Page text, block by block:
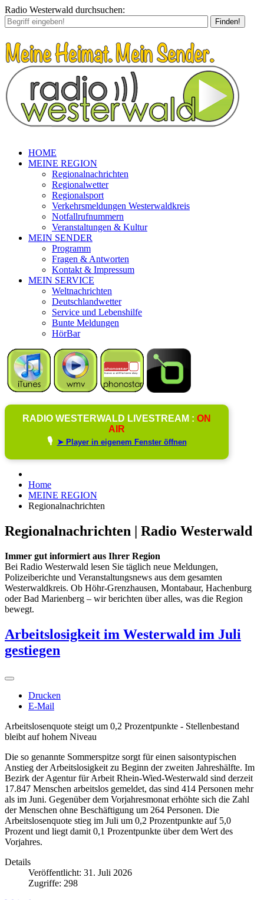
Radio Westerwald durchsuchen:
Finden!
HOME
MEINE REGION
Regionalnachrichten
Regionalwetter
Regionalsport
Verkehrsmeldungen Westerwaldkreis
Notfallrufnummern
Veranstaltungen & Kultur
MEIN SENDER
Programm
Fragen & Antworten
Kontakt & Impressum
MEIN SERVICE
Weltnachrichten
Deutschlandwetter
Service und Lebenshilfe
Bunte Meldungen
HörBar
RADIO WESTERWALD LIVESTREAM : ON
AIR
🎙️ ➤ Player in eigenem Fenster öffnen
Home
MEINE REGION
Regionalnachrichten
Regionalnachrichten | Radio Westerwald
Immer gut informiert aus Ihrer Region
Bei Radio Westerwald lesen Sie täglich neue Meldungen,
Polizeiberichte und Veranstaltungsnews aus dem gesamten
Westerwaldkreis. Ob Höhr-Grenzhausen, Montabaur, Hachenburg
oder Bad Marienberg – wir berichten über alles, was die Region
bewegt.
Arbeitslosigkeit im Westerwald im Juli
gestiegen
Drucken
E-Mail
Arbeitslosenquote steigt um 0,2 Prozentpunkte - Stellenbestand
bleibt auf hohem Niveau
Die so genannte Sommerspitze sorgt für einen saisontypischen
Anstieg der Arbeitslosigkeit zu Beginn der zweiten Jahreshälfte. Im
Bezirk der Agentur für Arbeit Rhein-Wied-Westerwald sind derzeit
17.847 Menschen arbeitslos gemeldet, das sind 414 Personen mehr
als im Juni. Gegenüber dem Vorjahresmonat erhöhte sich die Zahl
der Menschen ohne Beschäftigung um 264 Personen. Die
Arbeitslosenquote stieg im Juli um 0,2 Prozentpunkte auf 5,0
Prozent und liegt damit 0,1 Prozentpunkte über dem Wert des
Vorjahres.
Details
Veröffentlicht: 31. Juli 2026
Zugriffe: 298